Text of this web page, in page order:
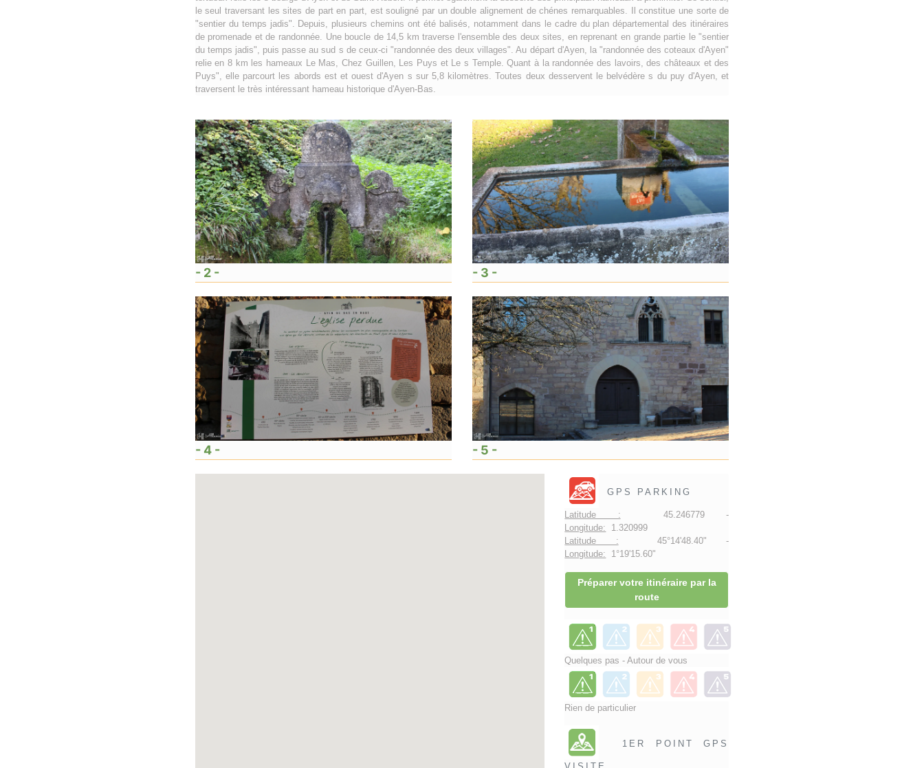
le seul traversant les sites de part en part, est souligné par un double alignement de chénes remarquables. Il constitue une sorte de
"sentier du temps jadis". Depuis, plusieurs chemins ont été balisés, notamment dans le cadre du plan départemental des itinéraires
de promenade et de randonnée. Une boucle de 14,5 km traverse l'ensemble des deux sites, en reprenant en grande partie le "sentier
du temps jadis", puis passe au sud s de ceux-ci "randonnée des deux villages". Au départ d'Ayen, la "randonnée des coteaux d'Ayen"
relie en 8 km les hameaux Le Mas, Chez Guillen, Les Puys et Le s Temple. Quant à la randonnée des lavoirs, des châteaux et des
Puys", elle parcourt les abords est et ouest d'Ayen s sur 5,8 kilomètres. Toutes deux desservent le belvédère s du puy d'Ayen, et
traversent le très intéressant hameau historique d'Ayen-Bas.
- 2 - - 3 -
- 4 - - 5 -
GPS PARKING
Latitude : 45.246779 -
Longitude: 1.320999
Latitude : 45°14'48.40" -
Longitude: 1°19'15.60"
Préparer votre itinéraire par la
route
Quelques pas - Autour de vous
Rien de particulier
1ER POINT GPS